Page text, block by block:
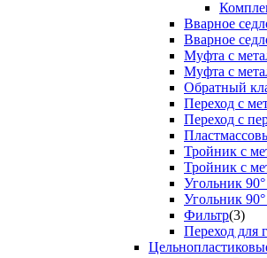
Вварное
Вварное
Муфта с
Муфта с
Обратный
Переход с
Переход с
Тройник с
Тройник с
Угольник
Угольник
Фильтр(3)
Переход для